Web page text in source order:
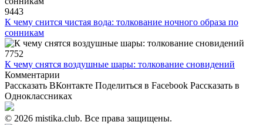
9443
К чему снится чистая вода: толкование ночного образа по
сонникам
7752
К чему снятся воздушные шары: толкование сновидений
Комментарии
Рассказать ВКонтакте Поделиться в Facebook Рассказать в
Одноклассниках
© 2026 mistika.club. Все права защищены.